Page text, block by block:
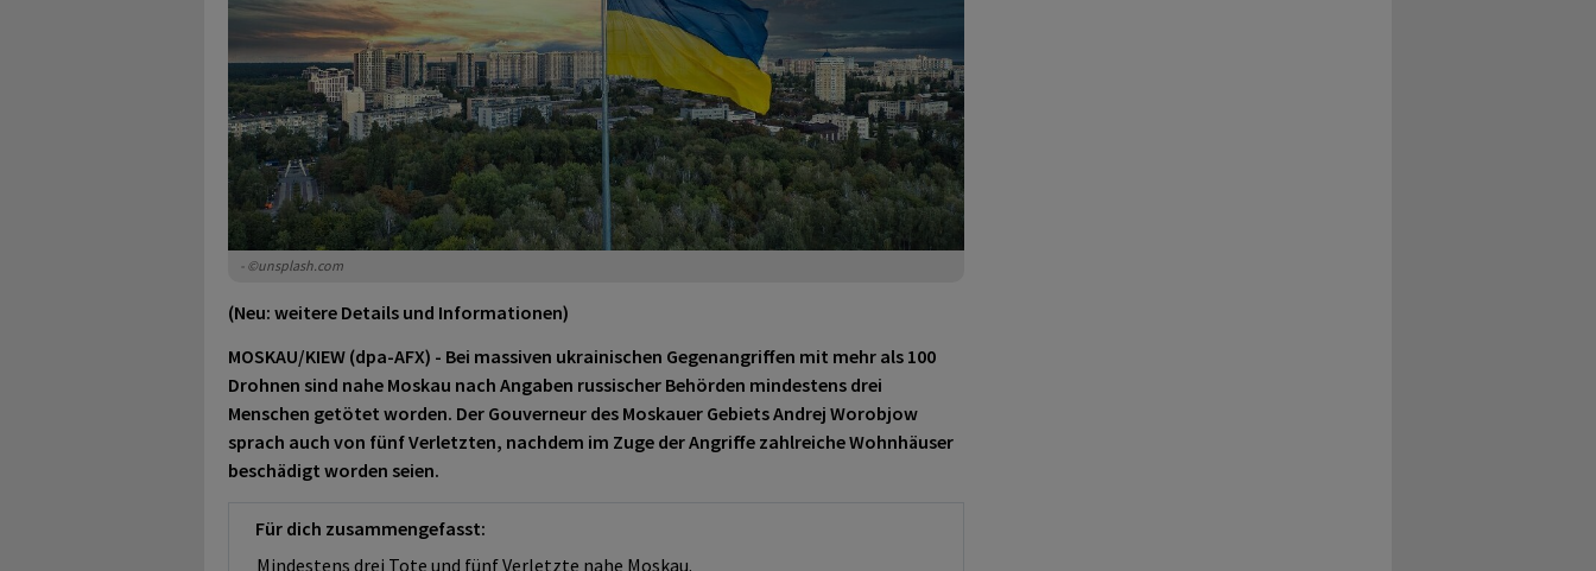
- ©unsplash.com
(Neu: weitere Details und Informationen)
MOSKAU/KIEW (dpa-AFX) - Bei massiven ukrainischen Gegenangriffen mit mehr als 100
Drohnen sind nahe Moskau nach Angaben russischer Behörden mindestens drei
Menschen getötet worden. Der Gouverneur des Moskauer Gebiets Andrej Worobjow
sprach auch von fünf Verletzten, nachdem im Zuge der Angriffe zahlreiche Wohnhäuser
beschädigt worden seien.
Für dich zusammengefasst:
Mindestens drei Tote und fünf Verletzte nahe Moskau.